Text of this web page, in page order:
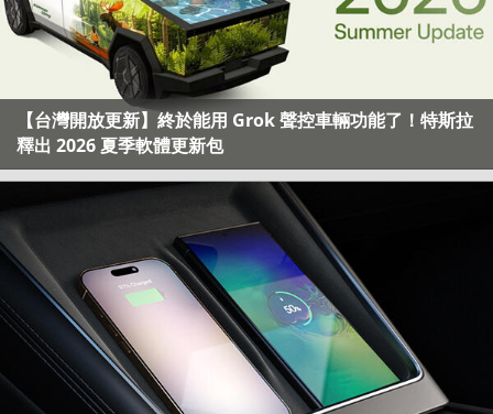
【台灣開放更新】終於能用 Grok 聲控車輛功能了！特斯拉
釋出 2026 夏季軟體更新包